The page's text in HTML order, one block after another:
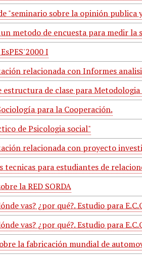
"seminario sobre la opinión publica
un metodo de encuesta para medir
I
relacionada con Informes
estructura de clase para
para la Cooperación.
de Psicologia social"
relacionada con proyecto
tecnicas para estudiantes de
la RED SORDA
vas? ¿por qué?. Estudio para
vas? ¿por qué?. Estudio para
la fabricación mundial de